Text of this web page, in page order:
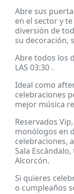
Abre sus
en el sector y
diversión de
su decoración,
Abre todos los
LAS 03:30 .
Ideal como
celebraciones
mejor música
Reservados
monólogos en
celebraciones,
Sala
Alcorcón.
Si quieres
o cumpleaños